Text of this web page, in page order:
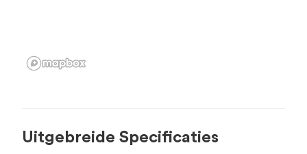
Uitgebreide Specificaties